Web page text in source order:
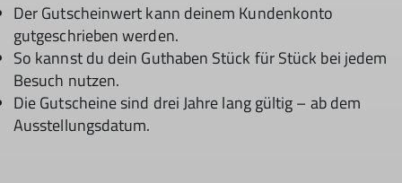
Der Gutscheinwert kann deinem Kundenkonto
gutgeschrieben werden.
So kannst du dein Guthaben Stück für Stück bei jedem
Besuch nutzen.
Die Gutscheine sind drei Jahre lang gültig – ab dem
Ausstellungsdatum.